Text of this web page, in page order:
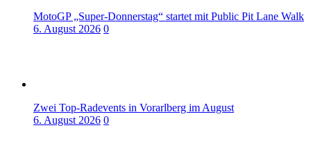
MotoGP „Super-Donnerstag“ startet mit Public Pit Lane Walk
6. August 2026 0
Zwei Top-Radevents in Vorarlberg im August
6. August 2026 0